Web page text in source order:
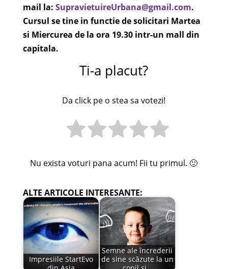
mail la: SupravietuireUrbana@gmail.com.
Cursul se tine in functie de solicitari Martea
si Miercurea de la ora 19.30 intr-un mall din
capitala.
Ti-a placut?
Da click pe o stea sa votezi!
Nu exista voturi pana acum! Fii tu primul. 🙂
ALTE ARTICOLE INTERESANTE:
Impresiile StartEvo
Semne ale încrederii
de sine scăzute la un